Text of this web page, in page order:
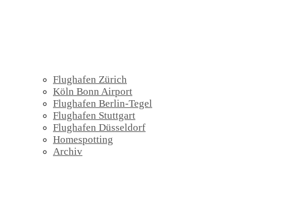
Flughafen Zürich
Köln Bonn Airport
Flughafen Berlin-Tegel
Flughafen Stuttgart
Flughafen Düsseldorf
Homespotting
Archiv